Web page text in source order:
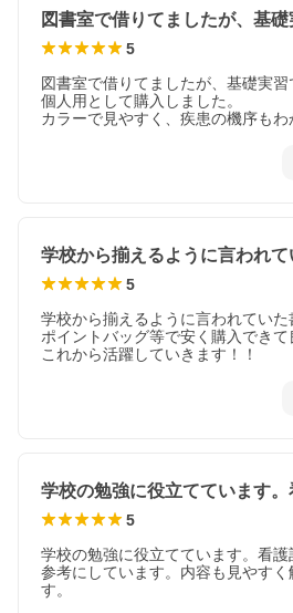
筋萎縮性側索硬化症
認知症
第７章 運動器疾患患者の看護過程
脊髄損傷
腰椎椎間板ヘルニア
変形性関節症
尿路結石症
膀胱がん
前立腺がん
子宮がん
子宮筋腫
乳がん
肺結核
MRSA感染症
HIV感染症
第12章 皮膚疾患患者の看護過程
熱傷
アトピー性皮膚炎
第13章 眼疾患患者の看護過程
白内障
5
図書室で借りてましたが、基礎実
個人用として購入しました。
カラーで見やすく、疾患の機序もわ
5
学校から揃えるように言われていた
ポイントバッグ等で安く購入でき
これから活躍していきます！！
5
学校の勉強に役立てています。看
参考にしています。内容も見やすく
す。